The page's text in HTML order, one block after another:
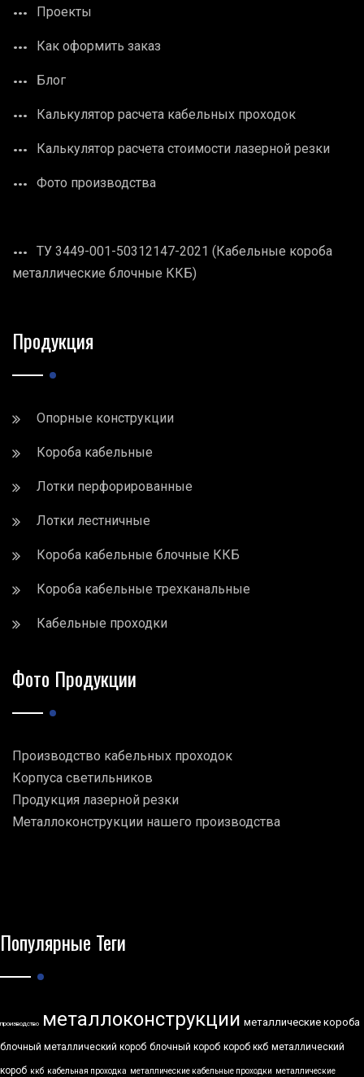
Проекты
Как оформить заказ
Блог
Калькулятор расчета кабельных проходок
Калькулятор расчета стоимости лазерной резки
Фото производства
ТУ 3449-001-50312147-2021 (Кабельные короба
металлические блочные ККБ)
Продукция
Опорные конструкции
Короба кабельные
Лотки перфорированные
Лотки лестничные
Короба кабельные блочные ККБ
Короба кабельные трехканальные
Кабельные проходки
Фото Продукции
Производство кабельных проходок
Корпуса светильников
Продукция лазерной резки
Металлоконструкции нашего производства
Популярные Теги
производство металлоконструкции металлические короба
блочный металлический короб блочный короб короб ккб металлический
короб ккб кабельная проходка металлические кабельные проходки металлические